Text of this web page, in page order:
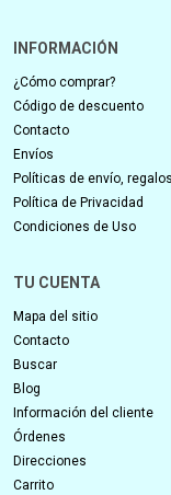
INFORMACIÓN
¿Cómo comprar?
Código de descuento
Contacto
Envíos
Políticas de envío,
Política de Privacidad
Condiciones de Uso
TU CUENTA
Mapa del sitio
Contacto
Buscar
Blog
Información del cliente
Órdenes
Direcciones
Carrito